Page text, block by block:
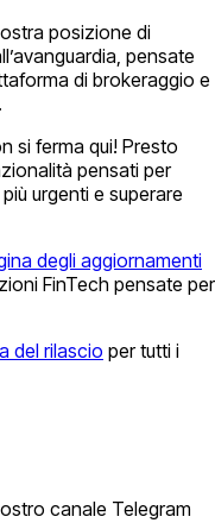
posizione di
pensate
di brokeraggio e
si ferma qui! Presto
pensati per
urgenti e superare
degli aggiornamenti
FinTech pensate per
del rilascio per tutti i
canale Telegram